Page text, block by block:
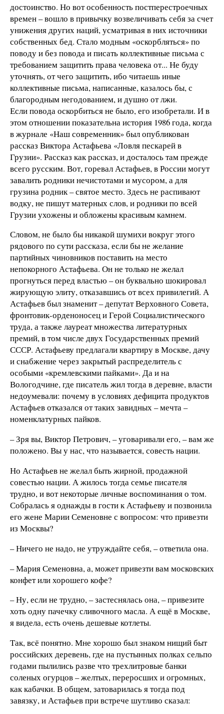
достоинство. Но вот особенность постперестроечных
времен – вошло в привычку возвеличивать себя за счет
унижения других наций, усматривая в них источники
собственных бед. Стало модным «оскорбляться» по
поводу и без повода и писать коллективные письма с
требованием защитить права человека от... Не буду
уточнять, от чего защитить, ибо читаешь иные
коллективные письма, написанные, казалось бы, с
благородным негодованием, и душно от лжи.
Если повода оскорбиться не было, его изобретали. И в
этом отношении показательна история 1986 года, когда
в журнале «Наш современник» был опубликован
рассказ Виктора Астафьева «Ловля пескарей в
Грузии». Рассказ как рассказ, и досталось там прежде
всего русским. Вот, горевал Астафьев, в России могут
завалить родники нечистотами и мусором, а для
грузина родник – святое место. Здесь не распивают
водку, не пишут матерных слов, и родники по всей
Грузии ухожены и обложены красивым камнем.
Словом, не было бы никакой шумихи вокруг этого
рядового по сути рассказа, если бы не желание
партийных чиновников поставить на место
непокорного Астафьева. Он не только не желал
прогнуться перед властью – он буквально шокировал
жирующую элиту, отказавшись от всех привилегий. А
Астафьев был знаменит – депутат Верховного Совета,
фронтовик-орденоносец и Герой Социалистического
труда, а также лауреат множества литературных
премий, в том числе двух Государственных премий
СССР. Астафьеву предлагали квартиру в Москве, дачу
и снабжение через закрытый распределитель с
особыми «кремлевскими пайками». Да и на
Вологодчине, где писатель жил тогда в деревне, власти
недоумевали: почему в условиях дефицита продуктов
Астафьев отказался от таких завидных – мечта –
номенклатурных пайков.
– Зря вы, Виктор Петрович, – уговаривали его, – вам же
положено. Вы у нас, что называется, совесть нации.
Но Астафьев не желал быть жирной, продажной
совестью нации. А жилось тогда семье писателя
трудно, и вот некоторые личные воспоминания о том.
Собралась я однажды в гости к Астафьеву и позвонила
его жене Марии Семеновне с вопросом: что привезти
из Москвы?
– Ничего не надо, не утруждайте себя, – ответила она.
– Мария Семеновна, а, может привезти вам московских
конфет или хорошего кофе?
– Ну, если не трудно, – застеснялась она, – привезите
хоть одну пачечку сливочного масла. А ещё в Москве,
я видела, есть очень дешевые котлеты.
Так, всё понятно. Мне хорошо был знаком нищий быт
российских деревень, где на пустынных полках сельпо
годами пылились разве что трехлитровые банки
соленых огурцов – желтых, переросших и огромных,
как кабачки. В общем, затоварилась я тогда под
завязку, и Астафьев при встрече шутливо сказал: